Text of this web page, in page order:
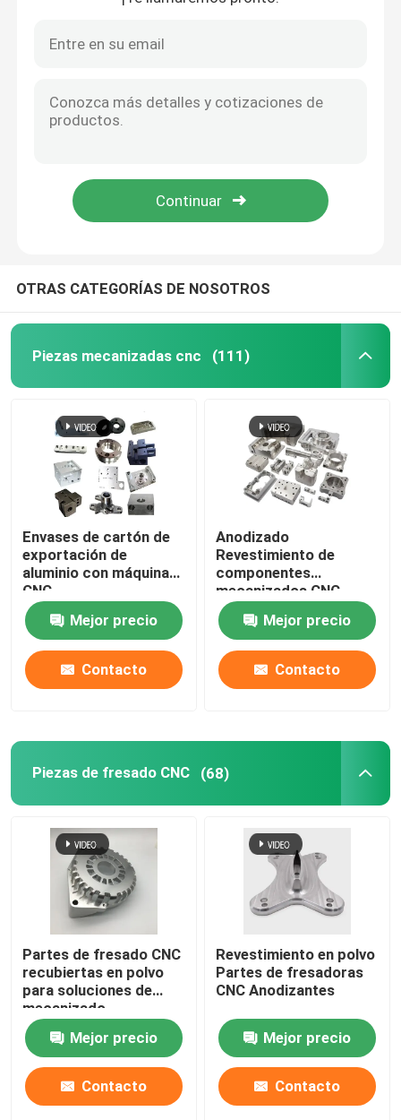
Piezas que muelen de torneado del CNC
Piezas de acero inoxidables del CNC
Piezas del titanio del CNC
Partes impresas en 3D
Piezas de madera del CNC
Servicios de moldeo por inyección
A presión los componentes de la fundición
Servicio de soldadura a medida
OTRAS CATEGORÍAS DE NOSOTROS
Piezas mecanizadas cnc (111)
Envases de cartón de
exportación de
aluminio con máquinas
CNC
Mejor precio
Contacto
Anodizado
Revestimiento de
componentes
mecanizados CNC
STEP formato de
dibujo Mejor precio
Contacto
Piezas de fresado CNC (68)
Partes de fresado CNC
recubiertas en polvo
para soluciones de
mecanizado
Mejor precio
Contacto
Revestimiento en polvo
Partes de fresadoras
CNC Anodizantes
Mejor precio
Contacto